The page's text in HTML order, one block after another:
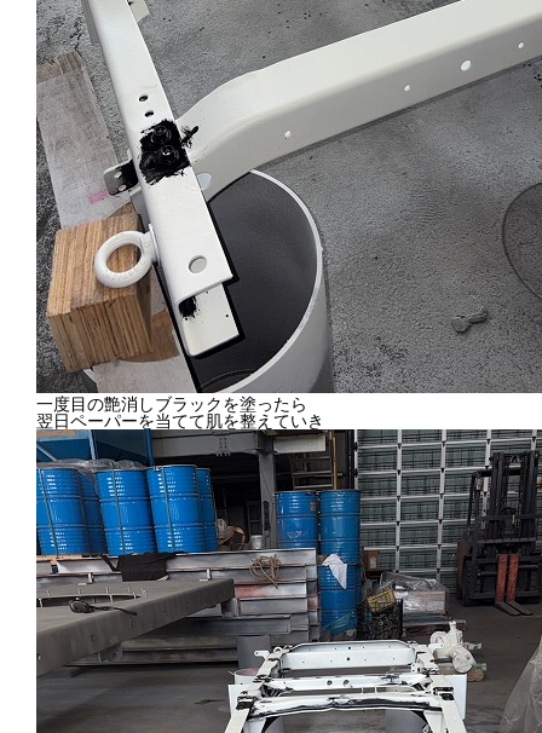
一度目の艶消しブラックを塗ったら
翌日ペーパーを当てて肌を整えていき